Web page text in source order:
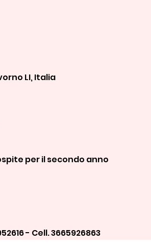
LI, Italia
per il secondo anno
- Cell. ⁨3665926863⁩